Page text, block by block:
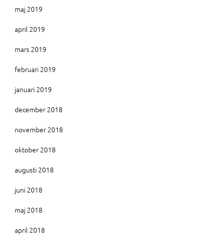
maj 2019
april 2019
mars 2019
februari 2019
januari 2019
december 2018
november 2018
oktober 2018
augusti 2018
juni 2018
maj 2018
april 2018